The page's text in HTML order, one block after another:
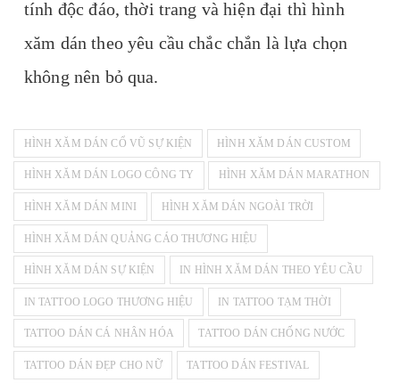
tính độc đáo, thời trang và hiện đại thì hình
xăm dán theo yêu cầu chắc chắn là lựa chọn
không nên bỏ qua.
HÌNH XĂM DÁN CỔ VŨ SỰ KIỆN HÌNH XĂM DÁN CUSTOM
HÌNH XĂM DÁN LOGO CÔNG TY HÌNH XĂM DÁN MARATHON
HÌNH XĂM DÁN MINI HÌNH XĂM DÁN NGOÀI TRỜI
HÌNH XĂM DÁN QUẢNG CÁO THƯƠNG HIỆU
HÌNH XĂM DÁN SỰ KIỆN IN HÌNH XĂM DÁN THEO YÊU CẦU
IN TATTOO LOGO THƯƠNG HIỆU IN TATTOO TẠM THỜI
TATTOO DÁN CÁ NHÂN HÓA TATTOO DÁN CHỐNG NƯỚC
TATTOO DÁN ĐẸP CHO NỮ TATTOO DÁN FESTIVAL